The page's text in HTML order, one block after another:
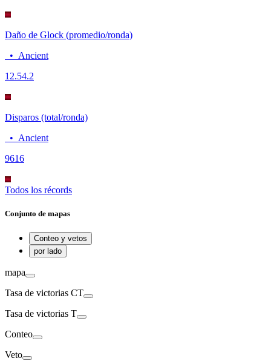
Daño de Glock (promedio/ronda)
• Ancient
12.54.2
Disparos (total/ronda)
• Ancient
9616
Todos los récords
Conjunto de mapas
Conteo y vetos
por lado
mapa
Tasa de victorias CT
Tasa de victorias T
Conteo
Veto